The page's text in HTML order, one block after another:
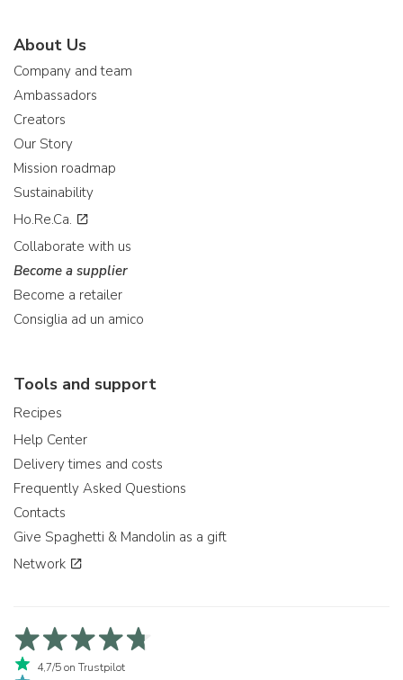
About Us
Company and team
Ambassadors
Creators
Our Story
Mission roadmap
Sustainability
Ho.Re.Ca.
Collaborate with us
Become a supplier
Become a retailer
Consiglia ad un amico
Tools and support
Recipes
Help Center
Delivery times and costs
Frequently Asked Questions
Contacts
Give Spaghetti & Mandolin as a gift
Network
4,7/5 on Trustpilot